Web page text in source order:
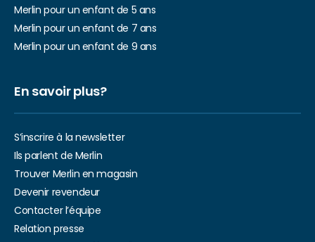
Merlin pour un enfant de 5 ans
Merlin pour un enfant de 7 ans
Merlin pour un enfant de 9 ans
En savoir plus?
S’inscrire à la newsletter
Ils parlent de Merlin
Trouver Merlin en magasin
Devenir revendeur
Contacter l’équipe
Relation presse